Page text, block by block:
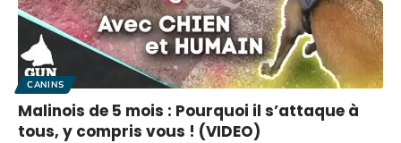
CANINS
Malinois de 5 mois : Pourquoi il s’attaque à
tous, y compris vous ! (VIDEO)